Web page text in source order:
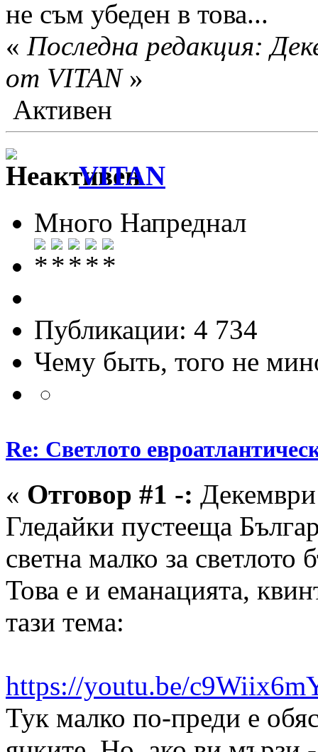
не съм убеден в това...
« Последна редакция:
от VITAN»
Активен
VITAN
Много Напреднал
Публикации: 4 734
Чему быть, того не
Re: Светлото
« Отговор #1 -:
Гледайки пустееща
светна малко за светлото
Това е и еманацията,
тази тема:
https://youtu.be/
Тук малко по-преди е